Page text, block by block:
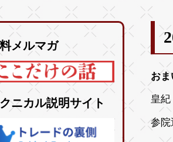
メルマガ
ニカル説明サイト
お
皇
参院